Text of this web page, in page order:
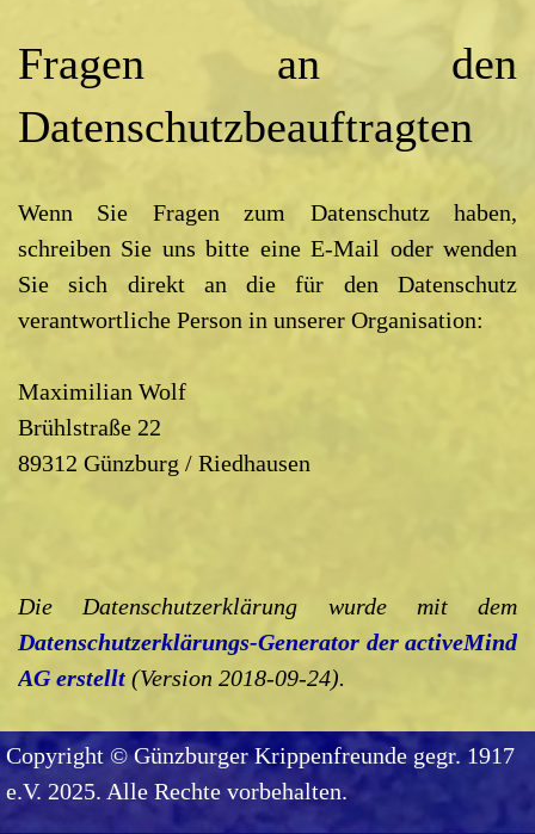
Fragen an den
Datenschutzbeauftragten
Wenn Sie Fragen zum Datenschutz haben,
schreiben Sie uns bitte eine E-Mail oder wenden
Sie sich direkt an die für den Datenschutz
verantwortliche Person in unserer Organisation:
Maximilian Wolf
Brühlstraße 22
89312 Günzburg / Riedhausen
Die Datenschutzerklärung wurde mit dem
Datenschutzerklärungs-Generator der activeMind
AG erstellt (Version 2018-09-24).
Copyright © Günzburger Krippenfreunde gegr. 1917
e.V. 2025. Alle Rechte vorbehalten.